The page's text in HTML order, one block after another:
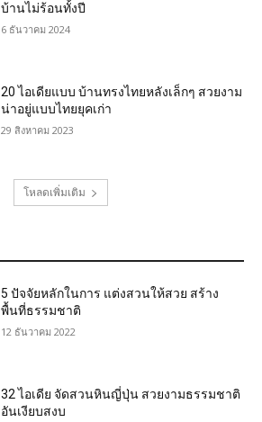
บ้านไม่ร้อนทั้งปี
6 ธันวาคม 2024
20 ไอเดียแบบ บ้านทรงไทยหลังเล็กๆ สวยงาม
น่าอยู่แบบไทยยุคเก่า
29 สิงหาคม 2023
โหลดเพิ่มเติม
5 ปัจจัยหลักในการ แต่งสวนให้สวย สร้าง
พื้นที่ธรรมชาติ
12 ธันวาคม 2022
32 ไอเดีย จัดสวนหินญี่ปุ่น สวยงามธรรมชาติ
อันเงียบสงบ